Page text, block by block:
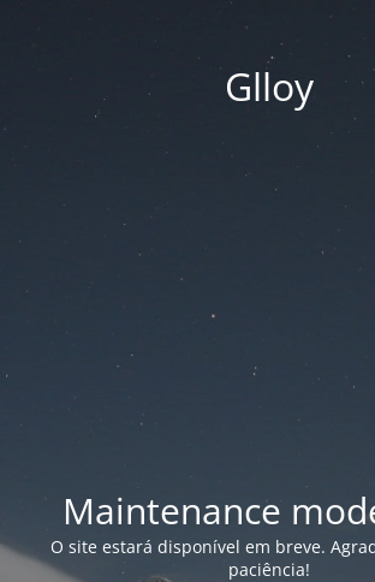
Glloy
Maintenance
O site estará disponível em breve.
paciência!